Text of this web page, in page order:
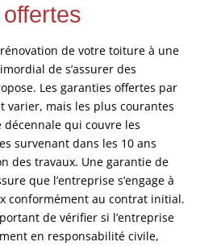
de votre toiture à une
de s’assurer des
Les garanties offertes par
varier, mais les plus courantes
qui couvre les
survenant dans les 10 ans
des travaux. Une garantie de
que l’entreprise s’engage à
conformément au contrat initial.
de vérifier si l’entreprise
en responsabilité civile,